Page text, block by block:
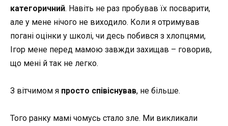
категоричний. Навіть не раз пробував їх посварити,
але у мене нічого не виходило. Коли я отримував
погані оцінки у школі, чи десь побився з хлопцями,
Ігор мене перед мамою завжди захищав – говорив,
що мені й так не легко.
З вітчимом я просто співіснував, не більше.
Того ранку мамі чомусь стало зле. Ми викликали